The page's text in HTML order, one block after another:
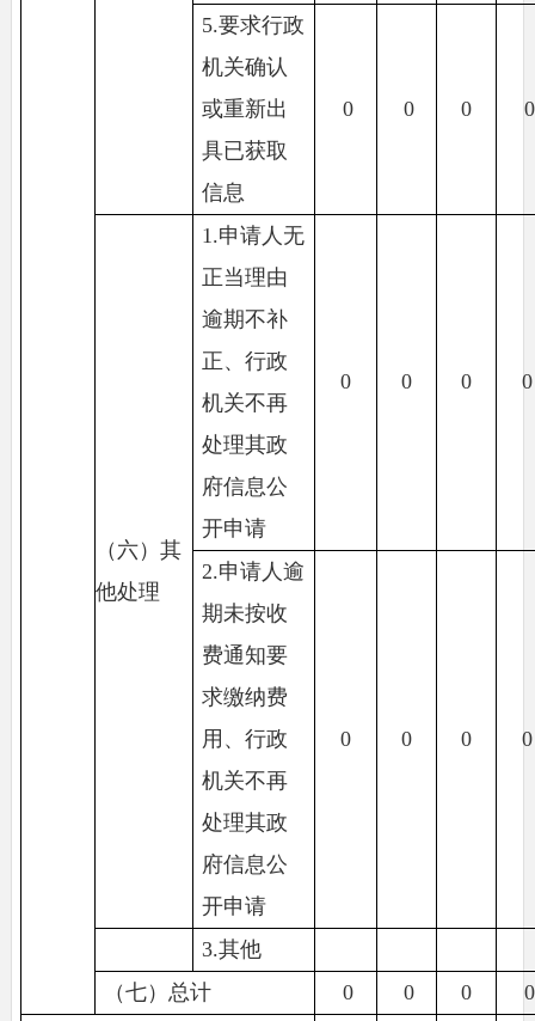
5.要求行政
机关确认
或重新出
具已获取
信息
0 0 0 0
（六）其
他处理
1.申请人无
正当理由
逾期不补
正、行政
机关不再
处理其政
府信息公
开申请
0 0 0 0
2.申请人逾
期未按收
费通知要
求缴纳费
用、行政
机关不再
处理其政
府信息公
开申请
0 0 0 0
3.其他
（七）总计
0 0 0
0